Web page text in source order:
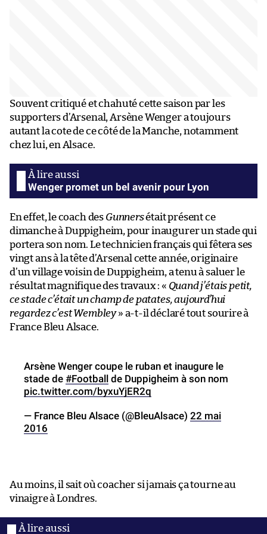
Souvent critiqué et chahuté cette saison par les
supporters d’Arsenal, Arsène Wenger a toujours
autant la cote de ce côté de la Manche, notamment
chez lui, en Alsace.
Wenger promet un bel avenir pour Lyon
En effet, le coach des Gunnersétait présent ce
dimanche à Duppigheim, pour inaugurer un stade qui
portera son nom. Le technicien français qui fêtera ses
vingt ans à la tête d’Arsenal cette année, originaire
d’un village voisin de Duppigheim, a tenu à saluer le
résultat magnifique des travaux : « Quand j’étais petit,
ce stade c’était un champ de patates, aujourd’hui
regardez c’est Wembley» a-t-il déclaré tout sourire à
France Bleu Alsace.
Arsène Wenger coupe le ruban et inaugure le
stade de #Football de Duppigheim à son nom
pic.twitter.com/byxuYjER2q
— France Bleu Alsace (@BleuAlsace) 22 mai
2016
Au moins, il sait où coacher si jamais ça tourne au
vinaigre à Londres.